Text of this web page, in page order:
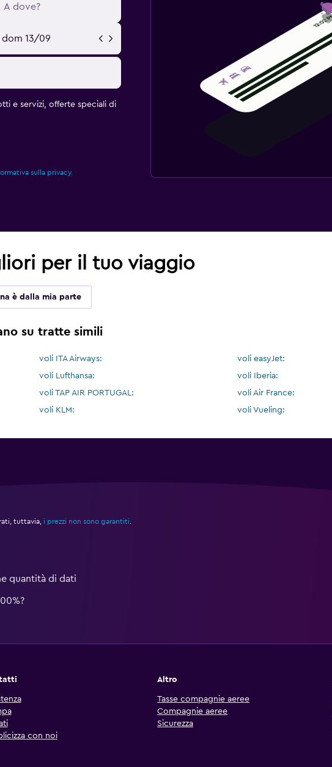
dom 13/09
e servizi, offerte speciali di
sulla privacy.
per il tuo viaggio
è dalla mia parte
su tratte simili
voli ITA Airways:
voli easyJet:
voli Lufthansa:
voli Iberia:
voli TAP AIR PORTUGAL:
voli Air France:
voli KLM: voli Vueling:
tuttavia, i prezzi non sono garantiti
quantità di dati
con noi
Altro
Tasse compagnie aeree
Compagnie aeree
Sicurezza